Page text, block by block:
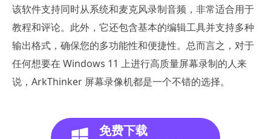
该软件支持同时从系统和麦克风录制音频，非常适合用于
教程和评论。此外，它还包含基本的编辑工具并支持多种
输出格式，确保您的多功能性和便捷性。总而言之，对于
任何想要在 Windows 11 上进行高质量屏幕录制的人来
说，ArkThinker 屏幕录像机都是一个不错的选择。
免费下载